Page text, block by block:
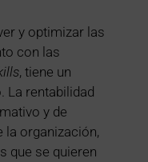
y optimizar las
con las
, tiene un
La rentabilidad
y de
la organización,
que se quieren